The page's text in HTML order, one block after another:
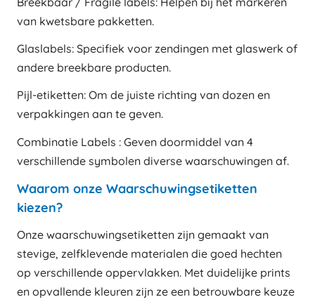
van kwetsbare pakketten.
Glaslabels: Specifiek voor zendingen met glaswerk of
andere breekbare producten.
Pijl-etiketten: Om de juiste richting van dozen en
verpakkingen aan te geven.
Combinatie Labels : Geven doormiddel van 4
verschillende symbolen diverse waarschuwingen af.
Waarom onze Waarschuwingsetiketten
kiezen?
Onze waarschuwingsetiketten zijn gemaakt van
stevige, zelfklevende materialen die goed hechten
op verschillende oppervlakken. Met duidelijke prints
en opvallende kleuren zijn ze een betrouwbare keuze